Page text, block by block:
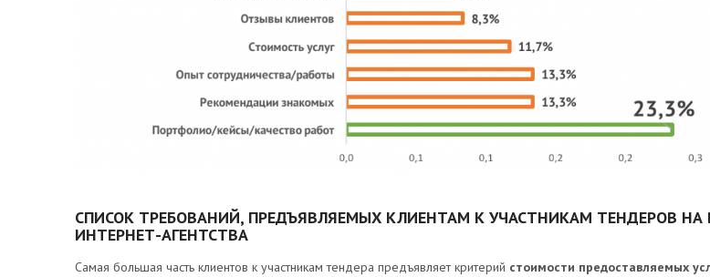
СПИСОК ТРЕБОВАНИЙ, ПРЕДЪЯВЛЯЕМЫХ КЛИЕНТАМ К УЧАСТНИКАМ ТЕНДЕРОВ НА
ИНТЕРНЕТ-АГЕНТСТВА
Самая большая часть клиентов к участникам тендера предъявляет критерий стоимости предоставляемых